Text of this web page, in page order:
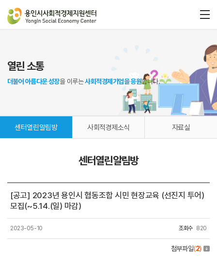
열린 소통
더불어 아름다운 성장을 이루는사회적경제기업을 응원합니다.
센터열린알림방 사회적경제소식 자료실
센터열린알림방
[공고] 2023년 용인시 협동조합 시민 현장교육 (선진지 투어)
모집(~5.14.(일) 마감)
2023-05-10 조회수 820
첨부파일(2)